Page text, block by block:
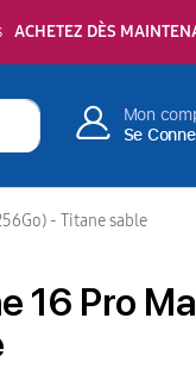
ACHETEZ DÈS
Mon
Se
- Titane sable
16 Pro